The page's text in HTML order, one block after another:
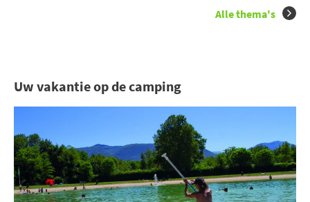
Alle thema's
Uw vakantie op de camping